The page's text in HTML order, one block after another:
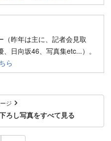
（昨年は主に、記者会見取
日向坂46、写真集etc...）。
ら
ジ
ろし写真をすべて見る